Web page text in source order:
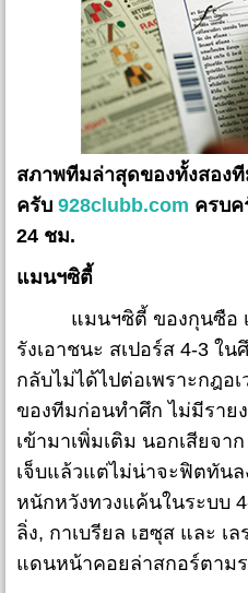
สภาพทีมล่าสุดของทั้งสอง
ครับ 928clubb.com ครบค
24 ชม.
แมนฯซิตี้
แมนฯซิตี้ ของกุนซือ เป๊
รังเอาชนะ สเปอร์ส 4-3 ใ
กลับไม่ได้ไปต่อเพราะกฎอ
ของทีมก่อนทำศึก ไม่มีราย
เข้ามาเพิ่มเติม นอกเสียจา
เจ็บแล้วแต่ไม่น่าจะฟิตทันล
หนักหวังทวงแค้นในระบบ
ลิ่ง, กาเบรียล เฮซุส และ เ
แดนหน้าคอยล่าสกอร์ตามร